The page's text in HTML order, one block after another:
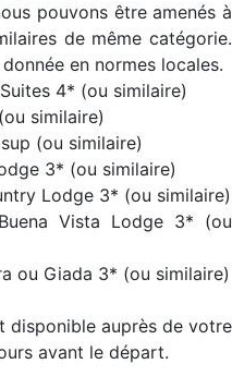
pouvons être amenés à
de même catégorie.
en normes locales.
4* (ou similaire)
similaire)
(ou similaire)
3* (ou similaire)
Lodge 3* (ou similaire)
Vista Lodge 3* (ou
ou Giada 3* (ou similaire)
disponible auprès de votre
avant le départ.